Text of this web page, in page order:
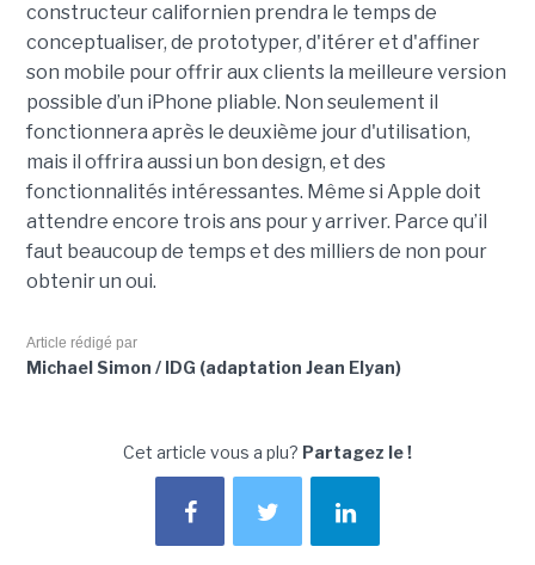
constructeur californien prendra le temps de
conceptualiser, de prototyper, d'itérer et d'affiner
son mobile pour offrir aux clients la meilleure version
possible d’un iPhone pliable. Non seulement il
fonctionnera après le deuxième jour d'utilisation,
mais il offrira aussi un bon design, et des
fonctionnalités intéressantes. Même si Apple doit
attendre encore trois ans pour y arriver. Parce qu’il
faut beaucoup de temps et des milliers de non pour
obtenir un oui.
Article rédigé par
Michael Simon / IDG (adaptation Jean Elyan)
Cet article vous a plu? Partagez le !